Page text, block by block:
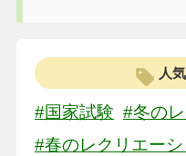
人
#国家試験 #冬の
#春のレクリエー